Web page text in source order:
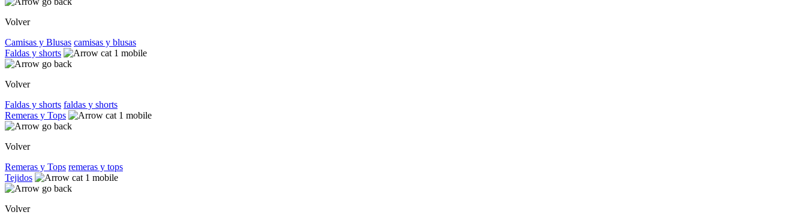
Volver
Camisas y Blusas camisas y blusas
Faldas y shorts
Volver
Faldas y shorts faldas y shorts
Remeras y Tops
Volver
Remeras y Tops remeras y tops
Tejidos
Volver